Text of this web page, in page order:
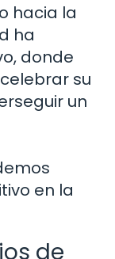
hacia la
ha
donde
su
un
en la
de